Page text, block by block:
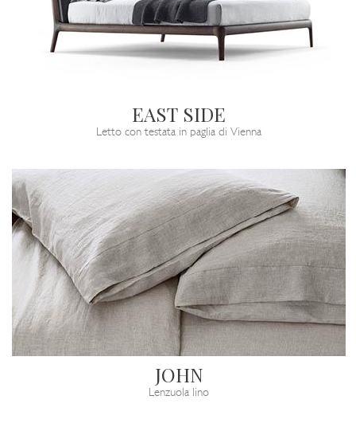
EAST SIDE
Letto con testata in paglia di Vienna
JOHN
Lenzuola lino